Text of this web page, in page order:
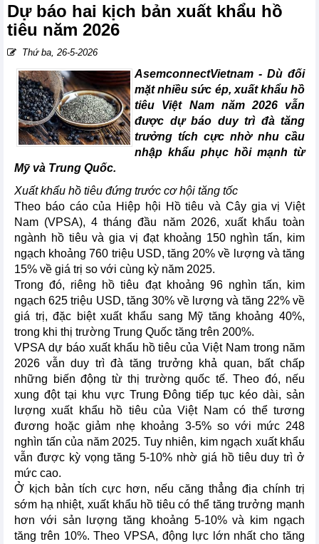
Dự báo hai kịch bản xuất khẩu hồ
tiêu năm 2026
Thứ ba, 26-5-2026
AsemconnectVietnam -Dù đối
mặt nhiều sức ép, xuất khẩu hồ
tiêu Việt Nam năm 2026 vẫn
được dự báo duy trì đà tăng
trưởng tích cực nhờ nhu cầu
nhập khẩu phục hồi mạnh từ
Mỹ và Trung Quốc.
Xuất khẩu hồ tiêu đứng trước cơ hội tăng tốc
Theo báo cáo của Hiệp hội Hồ tiêu và Cây gia vị Việt
Nam (VPSA), 4 tháng đầu năm 2026, xuất khẩu toàn
ngành hồ tiêu và gia vị đạt khoảng 150 nghìn tấn, kim
ngạch khoảng 760 triệu USD, tăng 20% về lượng và tăng
15% về giá trị so với cùng kỳ năm 2025.
Trong đó, riêng hồ tiêu đạt khoảng 96 nghìn tấn, kim
ngạch 625 triệu USD, tăng 30% về lượng và tăng 22% về
giá trị, đặc biệt xuất khẩu sang Mỹ tăng khoảng 40%,
trong khi thị trường Trung Quốc tăng trên 200%.
VPSA dự báo xuất khẩu hồ tiêu của Việt Nam trong năm
2026 vẫn duy trì đà tăng trưởng khả quan, bất chấp
những biến động từ thị trường quốc tế. Theo đó, nếu
xung đột tại khu vực Trung Đông tiếp tục kéo dài, sản
lượng xuất khẩu hồ tiêu của Việt Nam có thể tương
đương hoặc giảm nhẹ khoảng 3-5% so với mức 248
nghìn tấn của năm 2025. Tuy nhiên, kim ngạch xuất khẩu
vẫn được kỳ vọng tăng 5-10% nhờ giá hồ tiêu duy trì ở
mức cao.
Ở kịch bản tích cực hơn, nếu căng thẳng địa chính trị
sớm hạ nhiệt, xuất khẩu hồ tiêu có thể tăng trưởng mạnh
hơn với sản lượng tăng khoảng 5-10% và kim ngạch
tăng trên 10%. Theo VPSA, động lực lớn nhất cho tăng